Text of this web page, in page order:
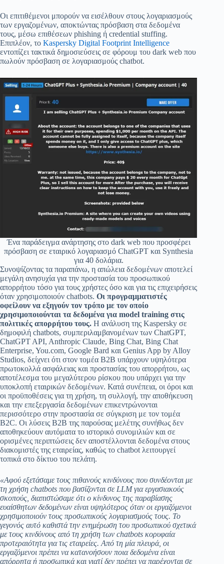
Οι επιτιθέμενοι μπορούν να εισέλθουν στους λογαριασμούς
των εργαζομένων, αποκτώντας πρόσβαση στα δεδομένα
τους, μέσω επιθέσεων phishing ή credential stuffing.
Επιπλέον, το Kaspersky Digital Footprint Intelligence
εντοπίζει τακτικά δημοσιεύσεις σε φόρουμ του dark web που
πωλούν πρόσβαση σε λογαριασμούς chatbot.
Ένα παράδειγμα ανάρτησης στο dark web που προσφέρει
πρόσβαση σε εταιρικό λογαριασμό ChatGPT και Synthesia
για 40 δολάρια.
Συνοψίζοντας τα παραπάνω, η απώλεια δεδομένων αποτελεί
μεγάλη ανησυχία για την προστασία του προσωπικού
απορρήτου τόσο για τους χρήστες όσο και για τις επιχειρήσεις
όταν χρησιμοποιούν chatbots. Οι προγραμματιστές
οφείλουν να εξηγούν τον τρόπο με τον οποίο
χρησιμοποιούνται τα δεδομένα για model training στις
πολιτικές απορρήτου τους. Η ανάλυση της Kaspersky σε
δημοφιλή chatbots, συμπεριλαμβανομένων των ChatGPT,
ChatGPT API, Anthropic Claude, Bing Chat, Bing Chat
Enterprise, You.com, Google Bard και Genius App by Alloy
Studios, δείχνει ότι στον τομέα B2B υπάρχουν υψηλότερα
πρωτοκολλά ασφάλειας και προστασίας του απορρήτου, ως
αποτέλεσμα του μεγαλύτερου ρίσκου που υπάρχει για την
υποκλοπή εταιρικών δεδομένων. Κατά συνέπεια, οι όροι και
οι προϋποθέσεις για τη χρήση, τη συλλογή, την αποθήκευση
και την επεξεργασία δεδομένων επικεντρώνονται
περισσότερο στην προστασία σε σύγκριση με τον τομέα
B2C. Οι λύσεις B2B της παρούσας μελέτης συνήθως δεν
αποθηκεύουν αυτόματα το ιστορικό συνομιλιών και σε
ορισμένες περιπτώσεις δεν αποστέλλονται δεδομένα στους
διακομιστές της εταιρείας, καθώς το chatbot λειτουργεί
τοπικά στο δίκτυο του πελάτη.
«Αφού εξετάσαμε τους πιθανούς κινδύνους που συνδέονται με
τη χρήση chatbots που βασίζονται σε LLM για εργασιακούς
σκοπούς, διαπιστώσαμε ότι ο κίνδυνος της παραβίασης
ευαίσθητων δεδομένων είναι υψηλότερος όταν οι εργαζόμενοι
χρησιμοποιούν τους προσωπικούς λογαριασμούς τους. Το
γεγονός αυτό καθιστά την ενημέρωση του προσωπικού σχετικά
με τους κινδύνους από τη χρήση των chatbots κορυφαία
προτεραιότητα για τις εταιρείες. Από τη μία πλευρά, οι
εργαζόμενοι πρέπει να κατανοήσουν ποια δεδομένα είναι
απόρρητα ή προσωπικά και γιατί δεν πρέπει να παρέχονται σε